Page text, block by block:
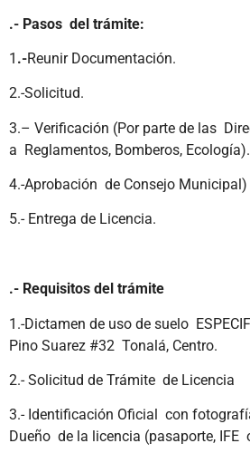
.- Pasos del trámite:
1 .-Reunir Documentación.
2.-Solicitud.
3.– Verificación (Por parte de las
a Reglamentos, Bomberos, Ecología).
4.-Aprobación de Consejo Municipal)
5.- Entrega de Licencia.
.- Requisitos del trámite
1.-Dictamen de uso de suelo
Pino Suarez #32 Tonalá, Centro.
2.- Solicitud de Trámite de Licencia
3.- Identificación Oficial con
Dueño de la licencia (pasaporte,